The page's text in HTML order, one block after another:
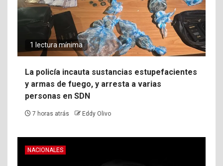
1 lectura mínima
La policía incauta sustancias estupefacientes
y armas de fuego, y arresta a varias
personas en SDN
7 horas atrás Eddy Olivo
NACIONALES